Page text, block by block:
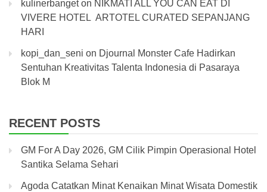
kulinerbangeton NIKMATI ALL YOU CAN EAT DI
VIVERE HOTEL ARTOTEL CURATED SEPANJANG
HARI
kopi_dan_seni on Djournal Monster Cafe Hadirkan
Sentuhan Kreativitas Talenta Indonesia di Pasaraya
Blok M
RECENT POSTS
GM For A Day 2026, GM Cilik Pimpin Operasional Hotel
Santika Selama Sehari
Agoda Catatkan Minat Kenaikan Minat Wisata Domestik